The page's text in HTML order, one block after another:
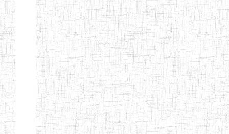
GTTC NDOP 22/10/2002 ENIEG Public
ENIEG DE
MBOUDA
17/07/2001 ENIEG Public
ENIEG DE
BAFANG
20/09/1999 ENIEG Public
ENIEG DE
BAHAM
13/10/2012 ENIEG Public